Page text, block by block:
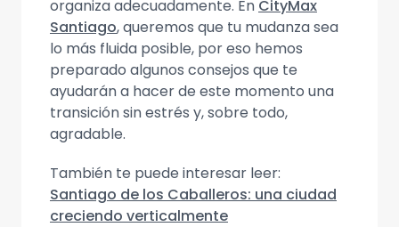
organiza adecuadamente. En CityMax
Santiago, queremos que tu mudanza sea
lo más fluida posible, por eso hemos
preparado algunos consejos que te
ayudarán a hacer de este momento una
transición sin estrés y, sobre todo,
agradable.
También te puede interesar leer:
Santiago de los Caballeros: una ciudad
creciendo verticalmente